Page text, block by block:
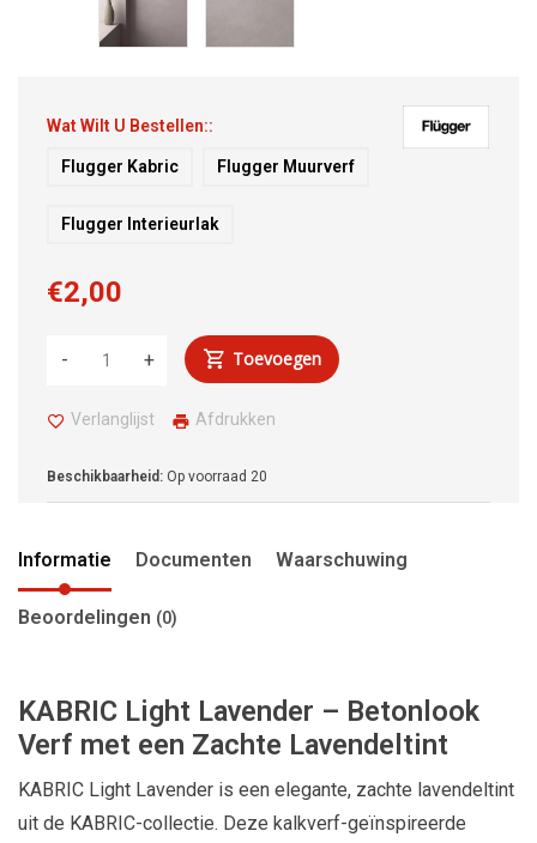
Wat Wilt U Bestellen::
Flugger Kabric Flugger Muurverf
Flugger Interieurlak
€2,00
+
- Toevoegen
Verlanglijst Afdrukken
Beschikbaarheid: Op voorraad 20
Informatie Documenten Waarschuwing
Beoordelingen (0)
KABRIC Light Lavender – Betonlook
Verf met een Zachte Lavendeltint
KABRIC Light Lavender is een elegante, zachte lavendeltint
uit de KABRIC-collectie. Deze kalkverf-geïnspireerde